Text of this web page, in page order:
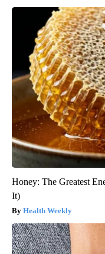
Honey: The Greatest
It)
Health Weekly